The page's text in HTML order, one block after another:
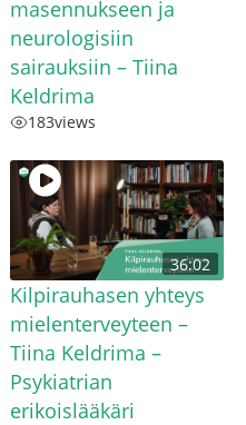
masennukseen ja
neurologisiin
sairauksiin – Tiina
Keldrima
183views
36:02
Kilpirauhasen yhteys
mielenterveyteen –
Tiina Keldrima –
Psykiatrian
erikoislääkäri